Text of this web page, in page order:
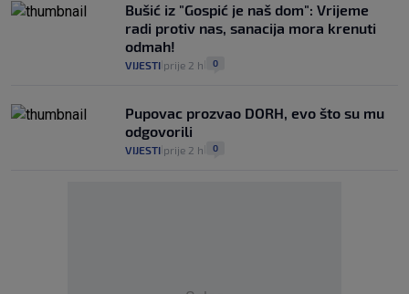
Bušić iz "Gospić je naš dom": Vrijeme
radi protiv nas, sanacija mora krenuti
odmah!
VIJESTI prije 2 h 0
Pupovac prozvao DORH, evo što su mu
odgovorili
VIJESTI prije 2 h 0